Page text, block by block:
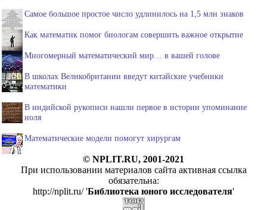
Самое большое простое число удлинилось на 1,5 млн знаков
Как математик помог биологам совершить важное открытие
Многомерный математический мир… в вашей голове
В школах Великобритании введут китайские учебники
математики
В индийской рукописи нашли первое в истории упоминание
ноля
Математические модели помогут хирургам
© NPLIT.RU, 2001-2021
При использовании материалов сайта активная ссылка
обязательна:
http://nplit.ru/ 'Библиотека юного исследователя'